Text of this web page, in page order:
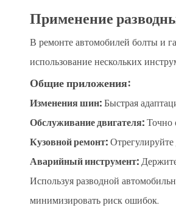
Применение
В ремонте автомобилей болты и
использование нескольких
Общие приложения:
Изменения шин:Быстрая
Обслуживание двигателя:Точно
Кузовной ремонт:
Аварийный инструмент:
Используя разводной
минимизировать риск ошибок.